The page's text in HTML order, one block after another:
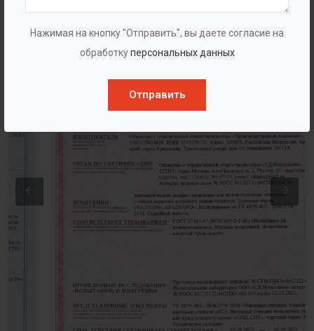
Нажимая на кнопку "Отправить", вы даете согласие на
обработкуперсональных данных
Отправить